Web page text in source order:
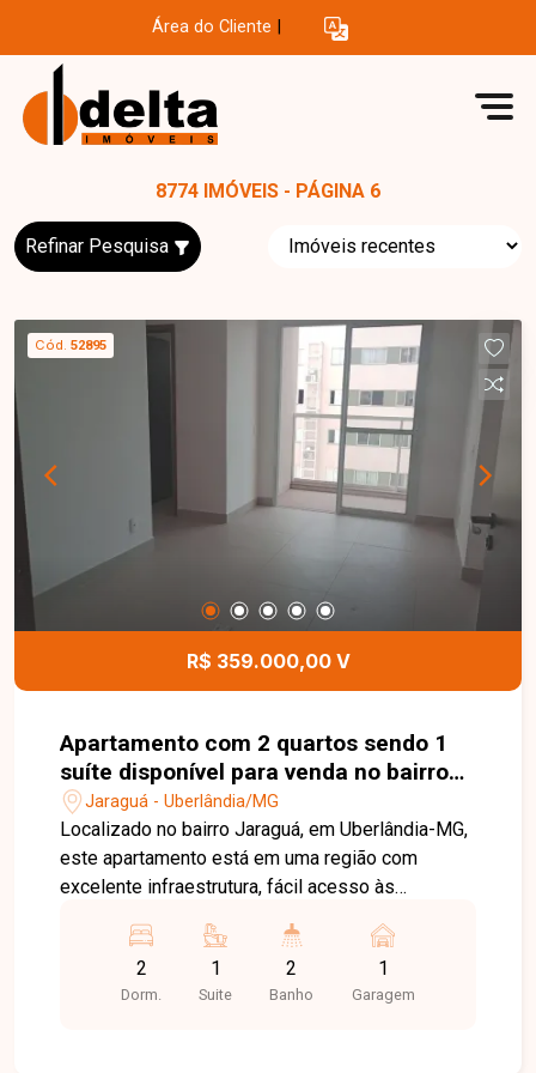
Área do Cliente
8774 IMÓVEIS - PÁGINA 6
Refinar Pesquisa
Cód. 52895
R$ 359.000,00 V
Apartamento com 2 quartos sendo 1
suíte disponível para venda no bairro
Jaraguá em Uberlândia-MG
Jaraguá - Uberlândia/MG
Localizado no bairro Jaraguá, em Uberlândia-MG,
este apartamento está em uma região com
excelente infraestrutura, fácil acesso às
universidades, supermercados, escolas,
farmácias, restaurantes e diversos comércios e
serviços, oferecendo praticidade, conforto e
2
Dorm.
1
Suite
2
Banho
1
Garagem